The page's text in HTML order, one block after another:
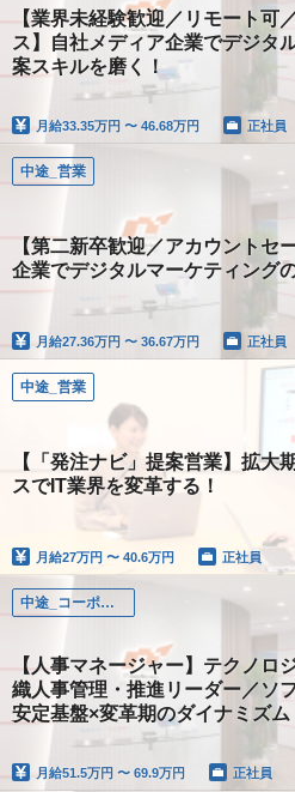
【業界未経験歓迎／リモート可
ス】自社メディア企業でデジタ
案スキルを磨く！
月給33.35万円 〜 46.68万円 正社員
中途_営業
【第二新卒歓迎／アカウントセ
企業でデジタルマーケティング
月給27.36万円 〜 36.67万円 正社員
中途_営業
【「発注ナビ」提案営業】拡大
スでIT業界を変革する！
月給27万円 〜 40.6万円 正社員
中途_コーポレート
【人事マネージャー】テクノロ
織人事管理・推進リーダー／ソ
安定基盤×変革期のダイナミズム
月給51.5万円 〜 69.9万円 正社員